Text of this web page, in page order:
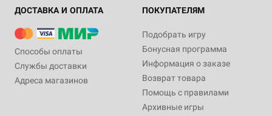
ДОСТАВКА И ОПЛАТА
Способы оплаты
Службы доставки
Адреса магазинов
ПОКУПАТЕЛЯМ
Подобрать игру
Бонусная программа
Информация о заказе
Возврат товара
Помощь с правилами
Архивные игры